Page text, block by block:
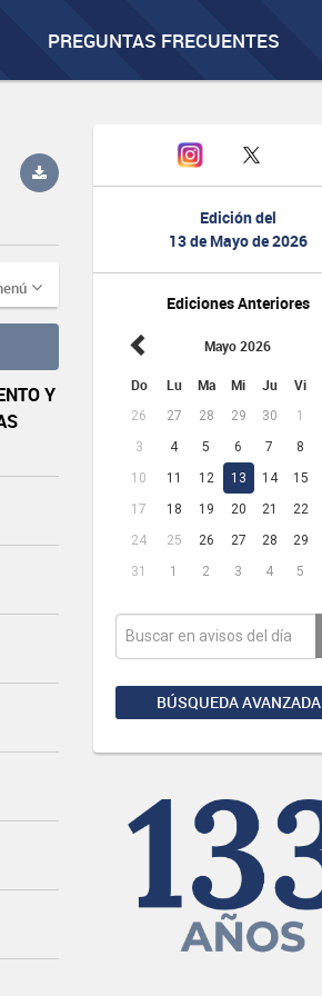
PREGUNTAS FRECUENTES
Edición del
13 de Mayo de 2026
Ediciones Anteriores
Mayo 2026
Do Lu Ma Mi Ju Vi
26 27 28 29 30 1
3
4 5 6 7 8
10
11 12 13 14 15
17
18 19 20 21 22
24
25 26 27 28 29
31
1 2 3 4 5
BÚSQUEDA AVANZADA
Y